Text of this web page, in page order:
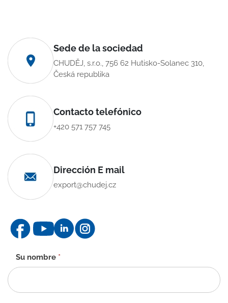
Sede de la sociedad
CHUDĚJ, s.r.o., 756 62 Hutisko-Solanec 310,
Česká republika
Contacto telefónico
+420 571 757 745
Dirección E mail
export@chudej.cz
Formulario
de
contacto
-
Su nombre *